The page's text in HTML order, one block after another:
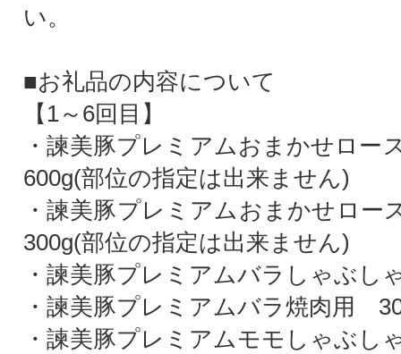
い。
■お礼品の内容について
【1～6回目】
・諫美豚プレミアムおまかせロ
600g(部位の指定は出来ません)
・諫美豚プレミアムおまかせロ
300g(部位の指定は出来ません)
・諫美豚プレミアムバラしゃぶ
・諫美豚プレミアムバラ焼肉用
・諫美豚プレミアムモモしゃぶ